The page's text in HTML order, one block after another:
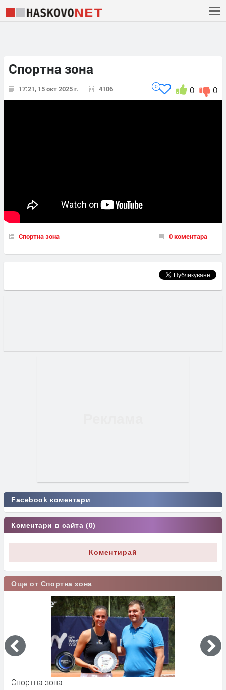
Спортна зона
17:21, 15 окт 2025 г. 4106 0
0
0
Спортна зона 0 коментара
Facebook коментари
Коментари в сайта (0)
Коментирай
Още от Спортна зона
Спортна зона